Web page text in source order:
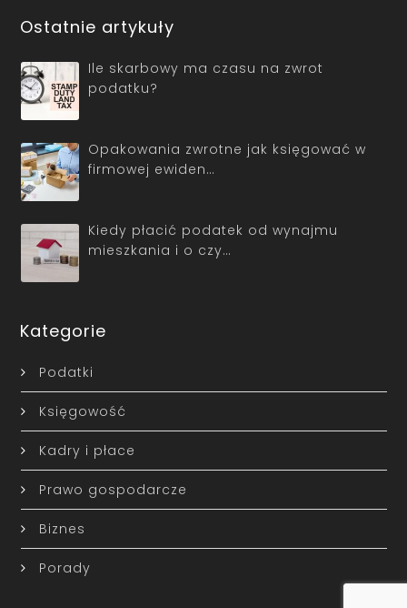
Ostatnie artykuły
Ile skarbowy ma czasu na zwrot
podatku?
Opakowania zwrotne jak księgować w
firmowej ewiden…
Kiedy płacić podatek od wynajmu
mieszkania i o czy…
Kategorie
Podatki
Księgowość
Kadry i płace
Prawo gospodarcze
Biznes
Porady